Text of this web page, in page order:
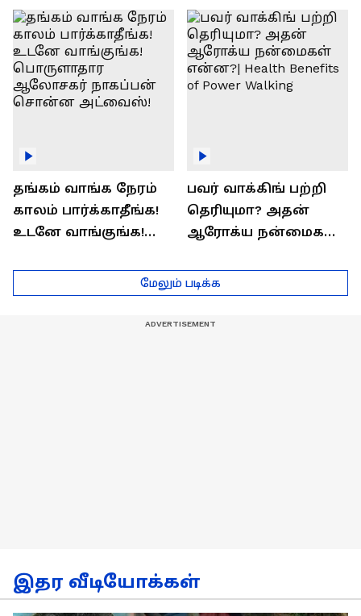
ராஜீவ் சந்தோஷம் !
Interview
தங்கம் வாங்க நேரம்
காலம் பார்க்காதீங்க!
உடனே வாங்குங்க!
ஆலோசகர் நாகப்பன்
சொன்ன அட்வைஸ்!
பவர் வாக்கிங் பற்றி
தெரியுமா? அதன்
ஆரோக்ய நன்மைகள்
of Power Walking
மேலும் படிக்க
இதர வீடியோக்கள்